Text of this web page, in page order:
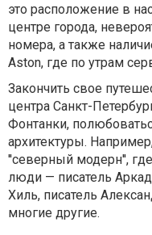
это расположение в
центре города,
номера, а также
Aston, где по утрам
Закончить свое
центра Санкт-
Фонтанки,
архитектуры.
''северный модерн'',
люди — писатель
Хиль, писатель
многие другие.